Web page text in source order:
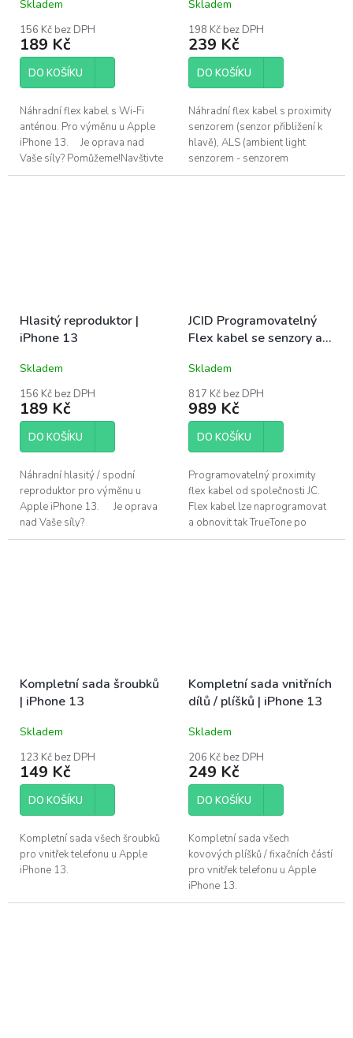
Skladem
156 Kč bez DPH
189 Kč
DO KOŠÍKU
Náhradní flex kabel s Wi-Fi
anténou. Pro výměnu u Apple
iPhone 13. Je oprava nad
Vaše síly? Pomůžeme!Navštivte
náš servis v Praze.
Skladem
198 Kč bez DPH
239 Kč
DO KOŠÍKU
Náhradní flex kabel s proximity
senzorem (senzor přibližení k
hlavě), ALS (ambient light
senzorem - senzorem
automatického jasu) a předním
Hlasitý reproduktor |
iPhone 13
Skladem
156 Kč bez DPH
189 Kč
DO KOŠÍKU
Náhradní hlasitý / spodní
reproduktor pro výměnu u
Apple iPhone 13. Je oprava
nad Vaše síly?
Pomůžeme!Navštivte náš servis
JCID Programovatelný
Flex kabel se senzory a
Skladem
817 Kč bez DPH
989 Kč
DO KOŠÍKU
Programovatelný proximity
flex kabel od společnosti JC.
Flex kabel lze naprogramovat
a obnovit tak TrueTone po
ztrátě, či poškození originálního
Kompletní sada šroubků
| iPhone 13
Skladem
123 Kč bez DPH
149 Kč
DO KOŠÍKU
Kompletní sada všech šroubků
pro vnitřek telefonu u Apple
iPhone 13.
Kompletní sada vnitřních
dílů / plíšků | iPhone 13
Skladem
206 Kč bez DPH
249 Kč
DO KOŠÍKU
Kompletní sada všech
kovových plíšků / fixačních částí
pro vnitřek telefonu u Apple
iPhone 13.